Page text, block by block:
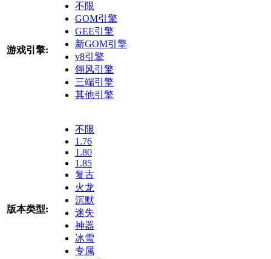
游戏引擎:
不限
GOM引擎
GEE引擎
新GOM引擎
v8引擎
翎风引擎
三端引擎
其他引擎
版本类型:
不限
1.76
1.80
1.85
复古
火龙
沉默
迷失
神器
冰雪
专属